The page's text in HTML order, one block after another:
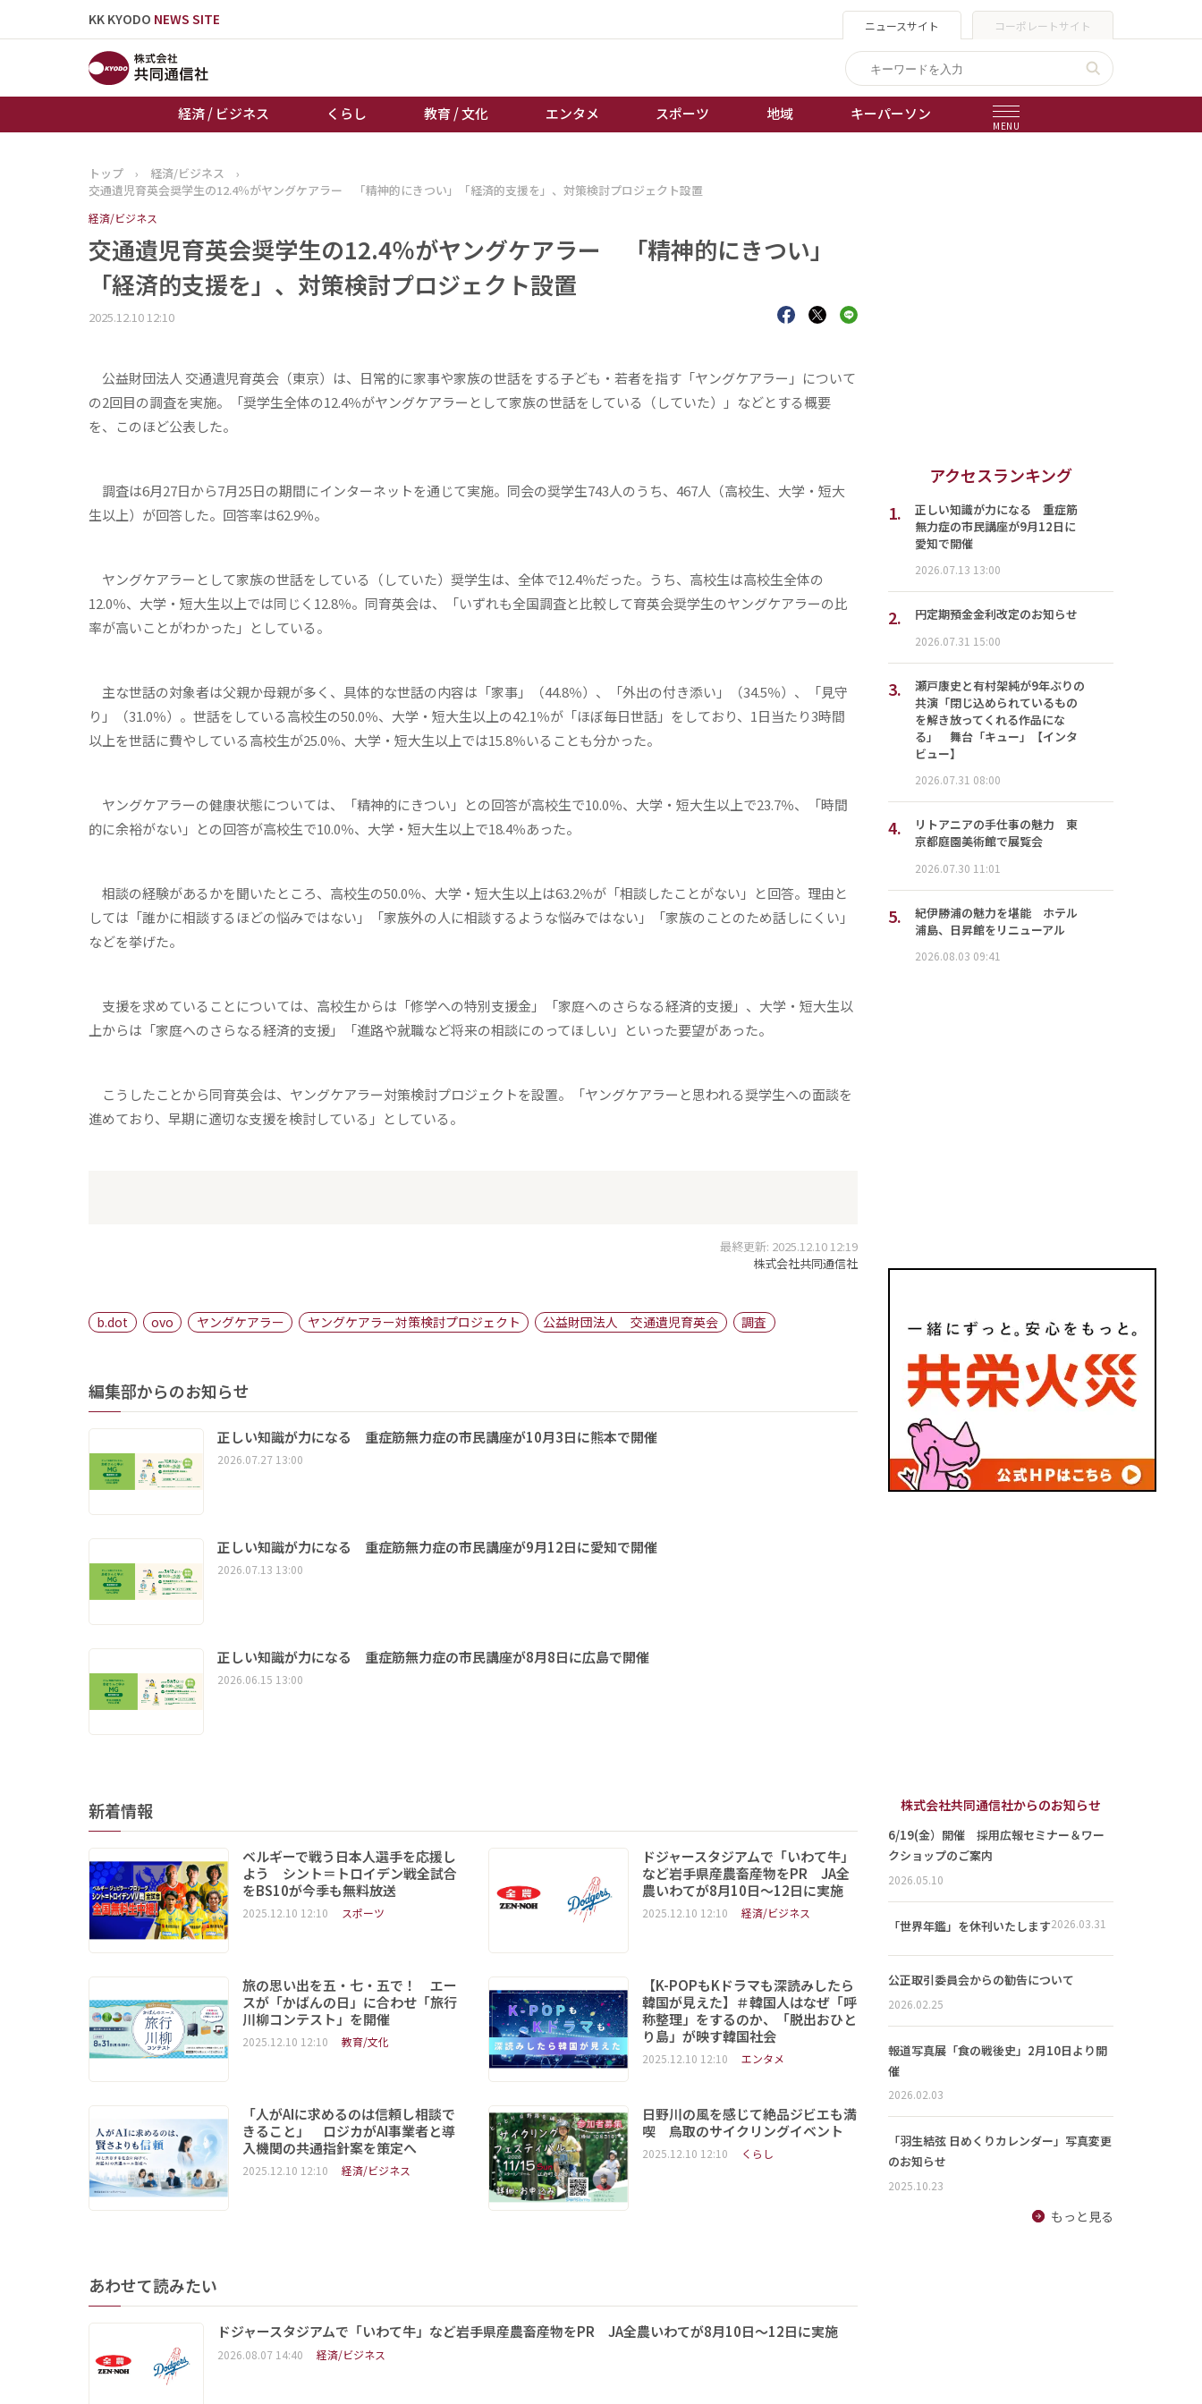
KK KYODO NEWS SITE ニュースサイト コーポレートサイト
経済 / ビジネス くらし 教育 / 文化 エンタメ スポーツ 地域 キーパーソン
MENU
トップページ
エンタメ
スポーツ
競輪
トップ › 経済/ビジネス
›
交通遺児育英会奨学生の12.4％がヤングケアラー 「精神的にきつい」「経済的支援を」、対策検討プロジェクト設置
経済/ビジネス
交通遺児育英会奨学生の12.4％がヤングケアラー 「精神的にきつい」
「経済的支援を」、対策検討プロジェクト設置
2025.12.10 12:10
公益財団法人 交通遺児育英会（東京）は、日常的に家事や家族の世話をする子ども・若者を指す「ヤングケアラー」について
の2回目の調査を実施。「奨学生全体の12.4％がヤングケアラーとして家族の世話をしている（していた）」などとする概要
を、このほど公表した。
調査は6月27日から7月25日の期間にインターネットを通じて実施。同会の奨学生743人のうち、467人（高校生、大学・短大
生以上）が回答した。回答率は62.9％。
ヤングケアラーとして家族の世話をしている（していた）奨学生は、全体で12.4％だった。うち、高校生は高校生全体の
12.0％、大学・短大生以上では同じく12.8％。同育英会は、「いずれも全国調査と比較して育英会奨学生のヤングケアラーの比
率が高いことがわかった」としている。
主な世話の対象者は父親か母親が多く、具体的な世話の内容は「家事」（44.8％）、「外出の付き添い」（34.5％）、「見守
り」（31.0％）。世話をしている高校生の50.0％、大学・短大生以上の42.1％が「ほぼ毎日世話」をしており、1日当たり3時間
以上を世話に費やしている高校生が25.0％、大学・短大生以上では15.8％いることも分かった。
ヤングケアラーの健康状態については、「精神的にきつい」との回答が高校生で10.0％、大学・短大生以上で23.7％、「時間
的に余裕がない」との回答が高校生で10.0％、大学・短大生以上で18.4％あった。
相談の経験があるかを聞いたところ、高校生の50.0％、大学・短大生以上は63.2％が「相談したことがない」と回答。理由と
しては「誰かに相談するほどの悩みではない」「家族外の人に相談するような悩みではない」「家族のことのため話しにくい」
などを挙げた。
支援を求めていることについては、高校生からは「修学への特別支援金」「家庭へのさらなる経済的支援」、大学・短大生以
上からは「家庭へのさらなる経済的支援」「進路や就職など将来の相談にのってほしい」といった要望があった。
こうしたことから同育英会は、ヤングケアラー対策検討プロジェクトを設置。「ヤングケアラーと思われる奨学生への面談を
進めており、早期に適切な支援を検討している」としている。
最終更新: 2025.12.10 12:19
株式会社共同通信社
b.dot ovo ヤングケアラー ヤングケアラー対策検討プロジェクト 公益財団法人 交通遺児育英会 調査
編集部からのお知らせ
正しい知識が力になる 重症筋無力症の市民講座が10月3日に熊本で開催
2026.07.27 13:00
正しい知識が力になる 重症筋無力症の市民講座が9月12日に愛知で開催
2026.07.13 13:00
正しい知識が力になる 重症筋無力症の市民講座が8月8日に広島で開催
2026.06.15 13:00
新着情報
ベルギーで戦う日本人選手を応援し
よう シント＝トロイデン戦全試合
をBS10が今季も無料放送
2025.12.10 12:10 スポーツ
ドジャースタジアムで「いわて牛」
など岩手県産農畜産物をPR JA全
農いわてが8月10日～12日に実施
2025.12.10 12:10 経済/ビジネス
旅の思い出を五・七・五で！ エー
スが「かばんの日」に合わせ「旅行
川柳コンテスト」を開催
2025.12.10 12:10 教育/文化
【K-POPもKドラマも深読みしたら
韓国が見えた】＃韓国人はなぜ「呼
称整理」をするのか、「脱出おひと
り島」が映す韓国社会
2025.12.10 12:10 エンタメ
「人がAIに求めるのは信頼し相談で
きること」 ロジカがAI事業者と導
入機関の共通指針案を策定へ
2025.12.10 12:10 経済/ビジネス
日野川の風を感じて絶品ジビエも満
喫 鳥取のサイクリングイベント
2025.12.10 12:10 くらし
あわせて読みたい
ドジャースタジアムで「いわて牛」など岩手県産農畜産物をPR JA全農いわてが8月10日～12日に実施
2026.08.07 14:40 経済/ビジネス
アクセスランキング
1.
正しい知識が力になる 重症筋
無力症の市民講座が9月12日に
愛知で開催
2026.07.13 13:00
2. 円定期預金金利改定のお知らせ
2026.07.31 15:00
3.
瀬戸康史と有村架純が9年ぶりの
共演「閉じ込められているもの
を解き放ってくれる作品にな
る」 舞台「キュー」【インタ
ビュー】
2026.07.31 08:00
4.
リトアニアの手仕事の魅力 東
京都庭園美術館で展覧会
2026.07.30 11:01
5.
紀伊勝浦の魅力を堪能 ホテル
浦島、日昇館をリニューアル
2026.08.03 09:41
株式会社共同通信社からのお知らせ
6/19(金）開催 採用広報セミナー＆ワー
クショップのご案内
2026.05.10
「世界年鑑」を休刊いたします2026.03.31
公正取引委員会からの勧告について
2026.02.25
報道写真展「食の戦後史」2月10日より開
催
2026.02.03
「羽生結弦 日めくりカレンダー」写真変更
のお知らせ
2025.10.23
もっと見る